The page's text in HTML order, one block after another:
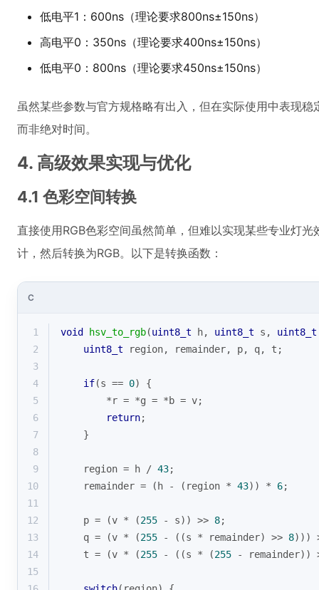
低电平1：600ns（理论要求800ns±150ns）
高电平0：350ns（理论要求400ns±150ns）
低电平0：800ns（理论要求450ns±150ns）
虽然某些参数与官方规格略有出入，但在实际使用中表现
而非绝对时间。
4. 高级效果实现与优化
4.1 色彩空间转换
直接使用RGB色彩空间虽然简单，但难以实现某些专业灯
计，然后转换为RGB。以下是转换函数：
C
1 void hsv_to_rgb(uint8_t h, uint8_t s, uint8_t
2
uint8_t region, remainder, p, q, t;
3
4
if(s == 0) {
5
        *r = *g = *b = v;
6
return;
7
    }
8
9
    region = h /
43;
10
    remainder = (h - (region *
43)) * 6;
11
12
    p = (v * (
255 - s)) >> 8;
13
    q = (v * (
255 - ((s * remainder) >> 8)))
14
    t = (v * (
255 - ((s * (255 - remainder))
15